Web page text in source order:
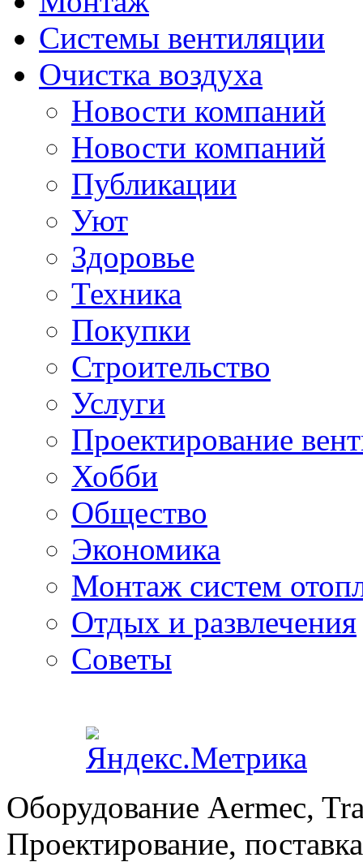
Системы вентиляции
Очистка воздуха
Новости компаний
Новости компаний
Публикации
Уют
Здоровье
Техника
Покупки
Строительство
Услуги
Проектирование
Хобби
Общество
Экономика
Монтаж систем
Отдых и развлечения
Советы
Оборудование Aermec,
Проектирование,